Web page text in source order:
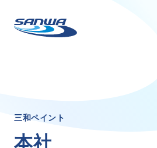
三和ペイントについて
三和ペイ ン ト
本社